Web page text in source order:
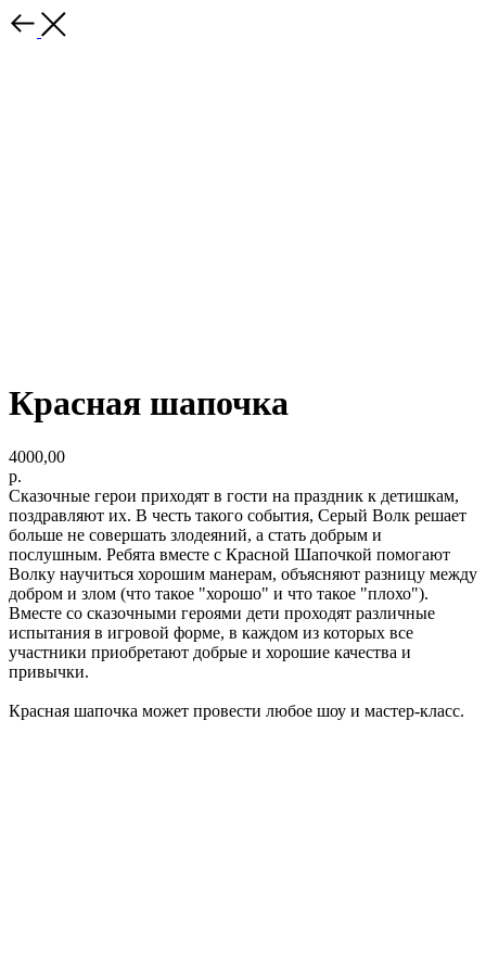
Красная шапочка
4000,00
р.
Сказочные герои приходят в гости на праздник к детишкам,
поздравляют их. В честь такого события, Серый Волк решает
больше не совершать злодеяний, а стать добрым и
послушным. Ребята вместе с Красной Шапочкой помогают
Волку научиться хорошим манерам, объясняют разницу между
добром и злом (что такое "хорошо" и что такое "плохо").
Вместе со сказочными героями дети проходят различные
испытания в игровой форме, в каждом из которых все
участники приобретают добрые и хорошие качества и
привычки.
Красная шапочка может провести любое шоу и мастер-класс.